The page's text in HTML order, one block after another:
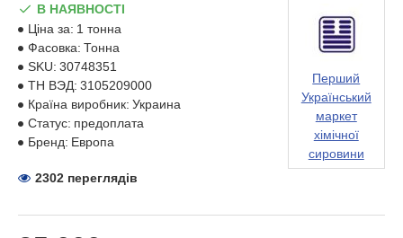
В НАЯВНОСТІ
Ціна за: 1 тонна
Фасовка: Тонна
SKU: 30748351
ТН ВЭД: 3105209000
Країна виробник: Украина
Статус: предоплата
Бренд: Европа
Перший
Український
маркет
хімічної
сировини
2302 переглядів